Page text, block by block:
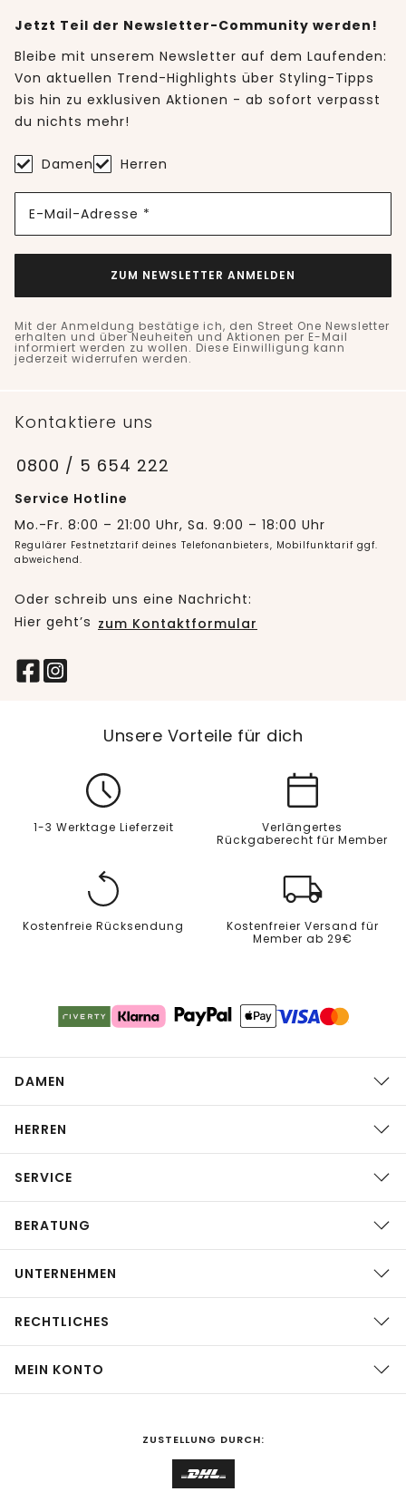
Jetzt Teil der Newsletter-Community werden!
Bleibe mit unserem Newsletter auf dem Laufenden:
Von aktuellen Trend-Highlights über Styling-Tipps
bis hin zu exklusiven Aktionen - ab sofort verpasst
du nichts mehr!
Damen Herren
E-Mail-Adresse *
ZUM NEWSLETTER ANMELDEN
Mit der Anmeldung bestätige ich, den Street One Newsletter
erhalten und über Neuheiten und Aktionen per E-Mail
informiert werden zu wollen. Diese Einwilligung kann
jederzeit widerrufen werden.
Kontaktiere uns
0800 / 5 654 222
Service Hotline
Mo.-Fr. 8:00 – 21:00 Uhr, Sa. 9:00 – 18:00 Uhr
Regulärer Festnetztarif deines Telefonanbieters, Mobilfunktarif ggf.
abweichend.
Oder schreib uns eine Nachricht:
Hier geht’s zum Kontaktformular
Unsere Vorteile für dich
1-3 Werktage Lieferzeit
Verlängertes
Rückgaberecht für Member
Kostenfreie Rücksendung
Kostenfreier Versand für
Member ab 29€
DAMEN
HERREN
SERVICE
BERATUNG
UNTERNEHMEN
RECHTLICHES
MEIN KONTO
ZUSTELLUNG DURCH: